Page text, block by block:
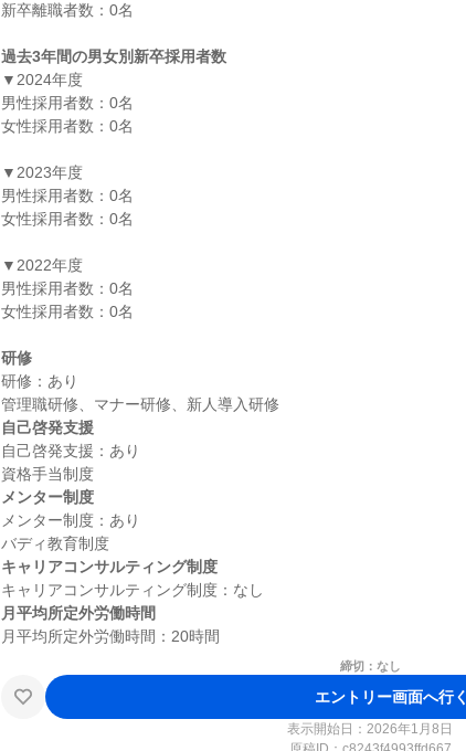
新卒離職者数：0名
過去3年間の男女別新卒採用者数
▼2024年度
男性採用者数：0名
女性採用者数：0名
▼2023年度
男性採用者数：0名
女性採用者数：0名
▼2022年度
男性採用者数：0名
女性採用者数：0名
研修
研修：あり
自己啓発支援
自己啓発支援：あり
メンター制度
メンター制度：あり
キャリアコンサルティング制度
月平均所定外労働時間
締切：なし
エントリー画面へ行く
表示開始日：2026年1月8日